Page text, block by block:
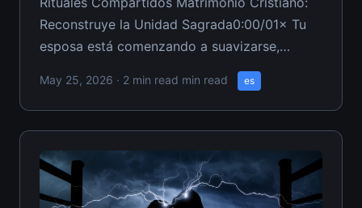
Reconstruye la Unidad Sagrada0:00/01× Tu
esposa está comenzando a suavizarse,
ofreciendo confianza tentativa e iniciando
pequeñas conexiones después de la crisis.
Este momento frágil exige sabiduría, no
pensamiento ilusorio. El fundamento espiritual
que una vez compartieron yace en ruinas, y
reconstruir requiere acción sagrada
May 25, 2026 · 2 min read min read es